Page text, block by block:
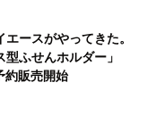
「NTS」の 特別プログ
を フィーチャーしたアニ
公開～
ースがやってきた。
型ふせんホルダー」
約販売開始